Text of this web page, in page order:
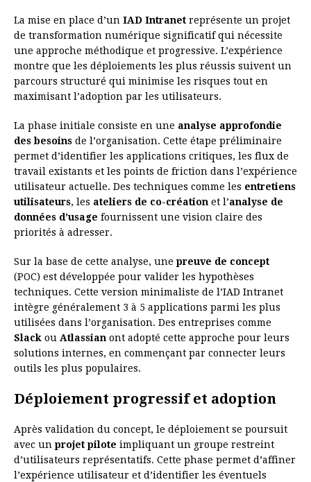
La mise en place d’un IAD Intranet représente un projet
de transformation numérique significatif qui nécessite
une approche méthodique et progressive. L’expérience
montre que les déploiements les plus réussis suivent un
parcours structuré qui minimise les risques tout en
maximisant l’adoption par les utilisateurs.
La phase initiale consiste en une analyse approfondie
des besoins de l’organisation. Cette étape préliminaire
permet d’identifier les applications critiques, les flux de
travail existants et les points de friction dans l’expérience
utilisateur actuelle. Des techniques comme les entretiens
utilisateurs, les ateliers de co-création et l’analyse de
données d’usage fournissent une vision claire des
priorités à adresser.
Sur la base de cette analyse, une preuve de concept
(POC) est développée pour valider les hypothèses
techniques. Cette version minimaliste de l’IAD Intranet
intègre généralement 3 à 5 applications parmi les plus
utilisées dans l’organisation. Des entreprises comme
Slack ou Atlassian ont adopté cette approche pour leurs
solutions internes, en commençant par connecter leurs
outils les plus populaires.
Déploiement progressif et adoption
Après validation du concept, le déploiement se poursuit
avec un projet pilote impliquant un groupe restreint
d’utilisateurs représentatifs. Cette phase permet d’affiner
l’expérience utilisateur et d’identifier les éventuels